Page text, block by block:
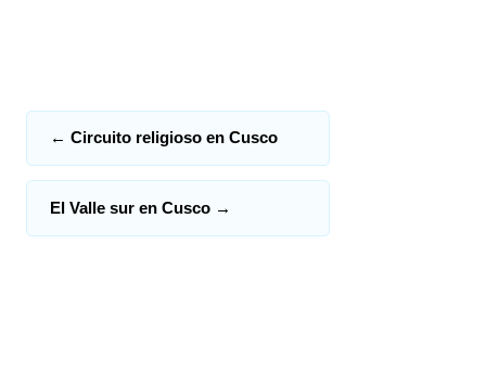
← Circuito religioso en Cusco
El Valle sur en Cusco →